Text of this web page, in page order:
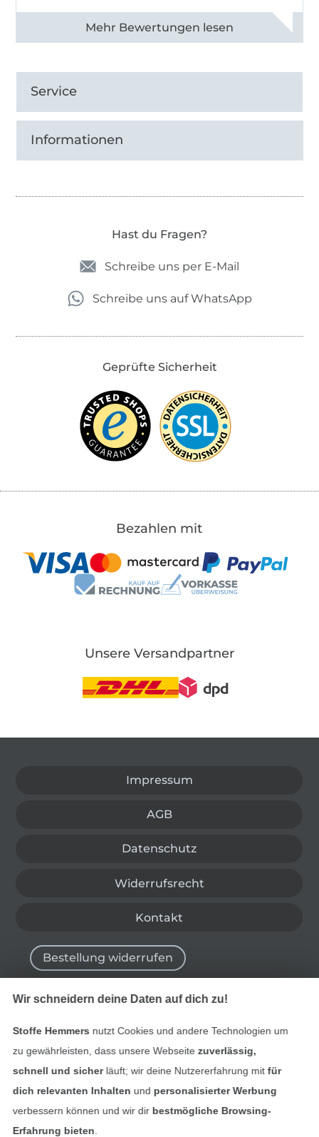
Alle 82968 Bewertungen ansehen
Service
Informationen
Hast du Fragen?
Schreibe uns per E-Mail
Schreibe uns auf WhatsApp
Geprüfte Sicherheit
Bezahlen mit
Unsere Versandpartner
Impressum
AGB
Datenschutz
Widerrufsrecht
Kontakt
Bestellung widerrufen
Wir schneidern deine Daten auf dich zu!
Stoffe Hemmers nutzt Cookies und andere Technologien um
zu gewährleisten, dass unsere Webseite zuverlässig,
schnell und sicherläuft; wir deine Nutzererfahrung mitfür
dich relevanten Inhalten und personalisierter Werbung
verbessern können und wir dir bestmögliche Browsing-
Erfahrung bieten